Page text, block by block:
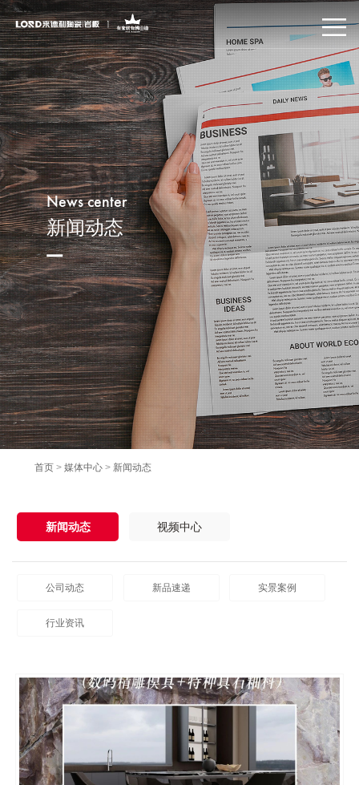
News center
新闻动态
首页 > 媒体中心 > 新闻动态
新闻动态 视频中心
公司动态 新品速递 实景案例
行业资讯